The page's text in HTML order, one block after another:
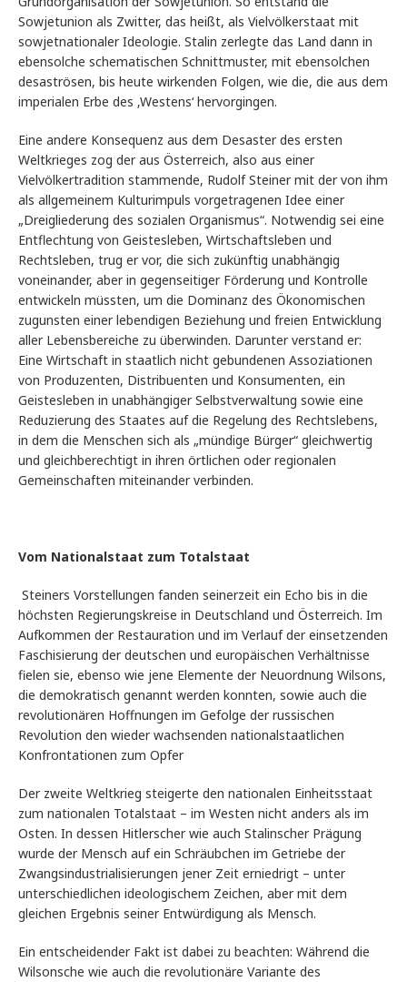
Sowjetunion als Zwitter, das heißt, als Vielvölkerstaat mit
sowjetnationaler Ideologie. Stalin zerlegte das Land dann in
ebensolche schematischen Schnittmuster, mit ebensolchen
desaströsen, bis heute wirkenden Folgen, wie die, die aus dem
imperialen Erbe des ‚Westens‘ hervorgingen.
Eine andere Konsequenz aus dem Desaster des ersten
Weltkrieges zog der aus Österreich, also aus einer
Vielvölkertradition stammende, Rudolf Steiner mit der von ihm
als allgemeinem Kulturimpuls vorgetragenen Idee einer
„Dreigliederung des sozialen Organismus“. Notwendig sei eine
Entflechtung von Geistesleben, Wirtschaftsleben und
Rechtsleben, trug er vor, die sich zukünftig unabhängig
voneinander, aber in gegenseitiger Förderung und Kontrolle
entwickeln müssten, um die Dominanz des Ökonomischen
zugunsten einer lebendigen Beziehung und freien Entwicklung
aller Lebensbereiche zu überwinden. Darunter verstand er:
Eine Wirtschaft in staatlich nicht gebundenen Assoziationen
von Produzenten, Distribuenten und Konsumenten, ein
Geistesleben in unabhängiger Selbstverwaltung sowie eine
Reduzierung des Staates auf die Regelung des Rechtslebens,
in dem die Menschen sich als „mündige Bürger“ gleichwertig
und gleichberechtigt in ihren örtlichen oder regionalen
Gemeinschaften miteinander verbinden.
Vom Nationalstaat zum Totalstaat
Steiners Vorstellungen fanden seinerzeit ein Echo bis in die
höchsten Regierungskreise in Deutschland und Österreich. Im
Aufkommen der Restauration und im Verlauf der einsetzenden
Faschisierung der deutschen und europäischen Verhältnisse
fielen sie, ebenso wie jene Elemente der Neuordnung Wilsons,
die demokratisch genannt werden konnten, sowie auch die
revolutionären Hoffnungen im Gefolge der russischen
Revolution den wieder wachsenden nationalstaatlichen
Konfrontationen zum Opfer
Der zweite Weltkrieg steigerte den nationalen Einheitsstaat
zum nationalen Totalstaat – im Westen nicht anders als im
Osten. In dessen Hitlerscher wie auch Stalinscher Prägung
wurde der Mensch auf ein Schräubchen im Getriebe der
Zwangsindustrialisierungen jener Zeit erniedrigt – unter
unterschiedlichen ideologischem Zeichen, aber mit dem
gleichen Ergebnis seiner Entwürdigung als Mensch.
Ein entscheidender Fakt ist dabei zu beachten: Während die
Wilsonsche wie auch die revolutionäre Variante des